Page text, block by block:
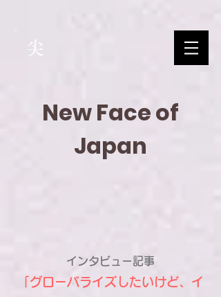
尖
New Face of
Japan
インタビュー記事
「グローバライズしたいけど、イ